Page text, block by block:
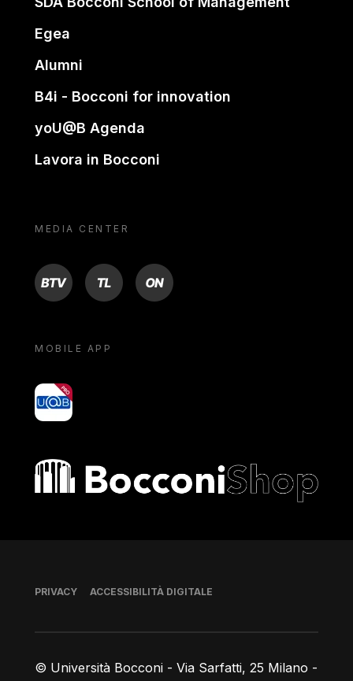
Egea
Alumni
B4i - Bocconi for innovation
yoU@B Agenda
Lavora in Bocconi
MEDIA CENTER
BTV TL ON
MOBILE APP
yoU@B
Bocconi shop
© Università Bocconi - Via Sarfatti, 25 Milano -
Piè di pagina
PRIVACY ACCESSIBILITÀ DIGITALE